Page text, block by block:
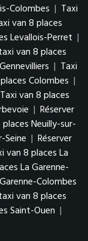
Colombes | Taxi
van 8 places
Levallois-Perret |
van 8 places
| Taxi
Colombes |
Taxi van 8 places
| Réserver
Neuilly-sur-
| Réserver
van 8 places La
La Garenne-
Colombes
van 8 places
Saint-Ouen |